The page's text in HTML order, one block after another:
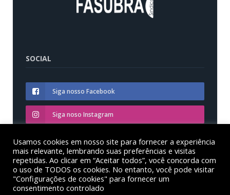
SOCIAL
Siga nosso Facebook
Siga noso Instagram
Siga nosso YouTube
© Sinditest – Sindicato dos trabalhadores em educação
Usamos cookies em nosso site para fornecer a experiência
mais relevante, lembrando suas preferências e visitas
repetidas. Ao clicar em “Aceitar todos”, você concorda com
o uso de TODOS os cookies. No entanto, você pode visitar
"Configurações de cookies" para fornecer um
consentimento controlado